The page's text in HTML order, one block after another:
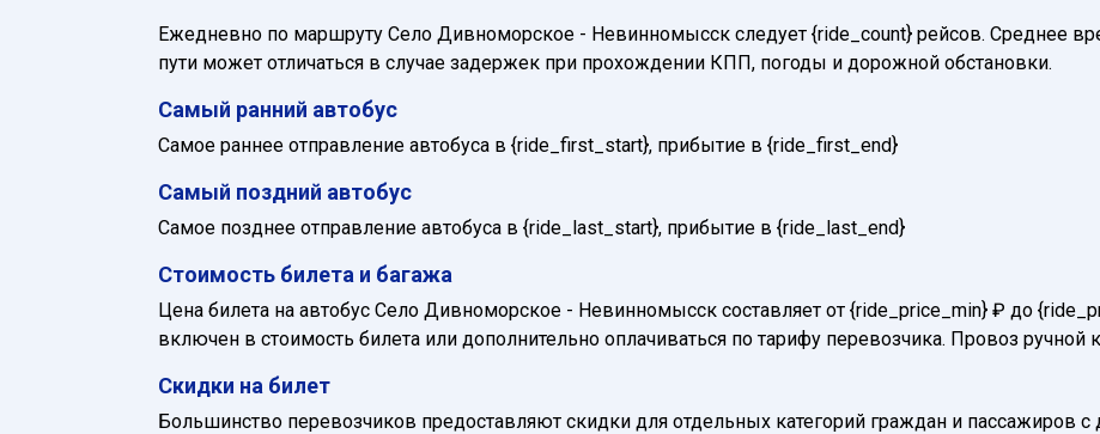
Ежедневно по маршруту Село Дивноморское - Невинномысск следует {ride_count} рейсов. Среднее
пути может отличаться в случае задержек при прохождении КПП, погоды и дорожной обстановки.
Самый ранний автобус
Самое раннее отправление автобуса в {ride_first_start}, прибытие в {ride_first_end}
Самый поздний автобус
Самое позднее отправление автобуса в {ride_last_start}, прибытие в {ride_last_end}
Стоимость билета и багажа
Цена билета на автобус Село Дивноморское - Невинномысск составляет от {ride_price_min} ₽ до
включен в стоимость билета или дополнительно оплачиваться по тарифу перевозчика. Провоз ручной
Скидки на билет
Большинство перевозчиков предоставляют скидки для отдельных категорий граждан и пассажиров